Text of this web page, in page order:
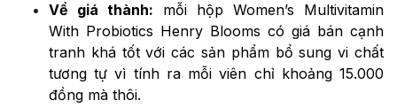
Về giá thành: mỗi hộp Women’s Multivitamin
With Probiotics Henry Blooms có giá bán cạnh
tranh khá tốt với các sản phẩm bổ sung vi chất
tương tự vì tính ra mỗi viên chỉ khoảng 15.000
đồng mà thôi.